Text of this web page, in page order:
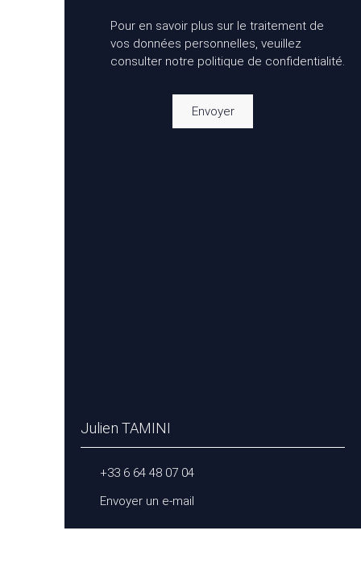
Pour en savoir plus sur le traitement de
vos données personnelles, veuillez
consulter notre politique de confidentialité.
Envoyer
Julien TAMINI
+33 6 64 48 07 04
Envoyer un e-mail